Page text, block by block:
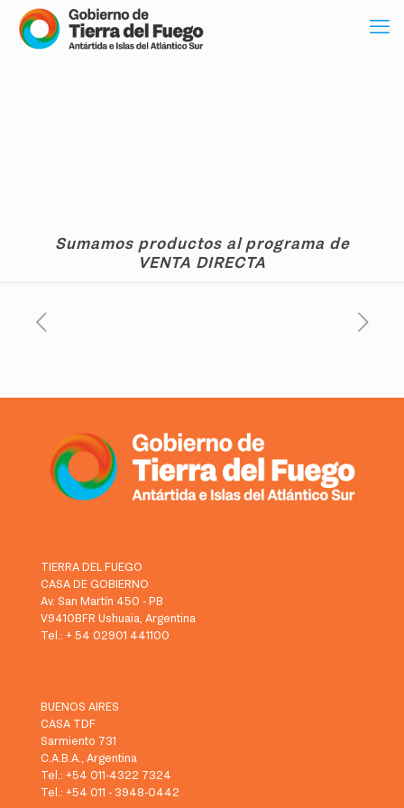
Sumamos productos al programa de
VENTA DIRECTA
TIERRA DEL FUEGO
CASA DE GOBIERNO
Av. San Martín 450 - PB
V9410BFR Ushuaia, Argentina
Tel.: + 54 02901 441100
BUENOS AIRES
CASA TDF
Sarmiento 731
C.A.B.A., Argentina
Tel.: +54 011-4322 7324
Tel.: +54 011 - 3948-0442